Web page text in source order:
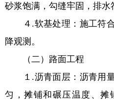
砂浆饱满，勾缝牢固，排水
４.软基处理：施工符合
降观测。
（二）路面工程
１.沥青面层：沥青用量
匀，摊铺和碾压温度、摊